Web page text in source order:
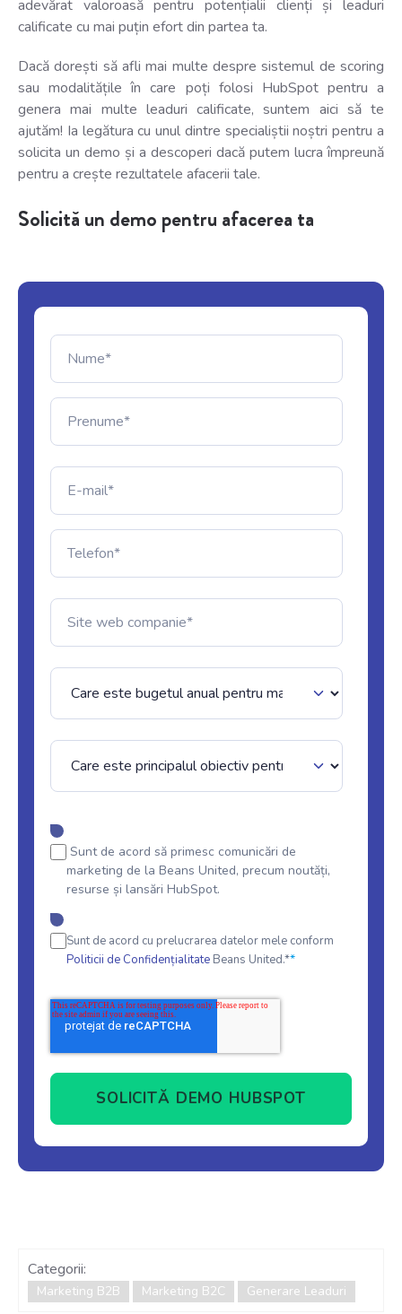
adevărat valoroasă pentru potențialii clienți și leaduri
calificate cu mai puțin efort din partea ta.
Dacă dorești să afli mai multe despre sistemul de scoring
sau modalitățile în care poți folosi HubSpot pentru a
genera mai multe leaduri calificate, suntem aici să te
ajutăm! Ia legătura cu unul dintre specialiștii noștri pentru a
solicita un demo și a descoperi dacă putem lucra împreună
pentru a crește rezultatele afacerii tale.
Solicită un demo pentru afacerea ta
Sunt de acord să primesc comunicări de
marketing de la Beans United, precum noutăți,
resurse și lansări HubSpot.
Sunt de acord cu prelucrarea datelor mele conform
Politicii de Confidențialitate Beans United.**
Categorii:
Marketing B2B Marketing B2C Generare Leaduri